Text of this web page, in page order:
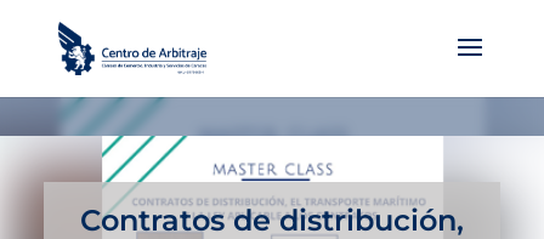
Contratos de distribución,